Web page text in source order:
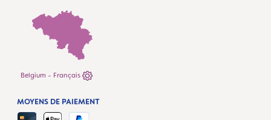
Belgium - Français
MOYENS DE PAIEMENT